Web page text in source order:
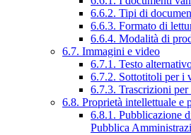
6.6.2. Tipi di
6.6.3. Formato di
6.6.4. Modalità di
6.7. Immagini e video
6.7.1. Testo
6.7.2. Sottotitoli per i
6.7.3. Trascrizioni
6.8. Proprietà intellettuale e
6.8.1. Pubblicazione
Pubblica